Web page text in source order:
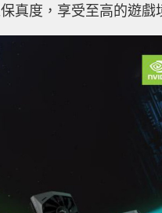
真度，享受至高的遊戲